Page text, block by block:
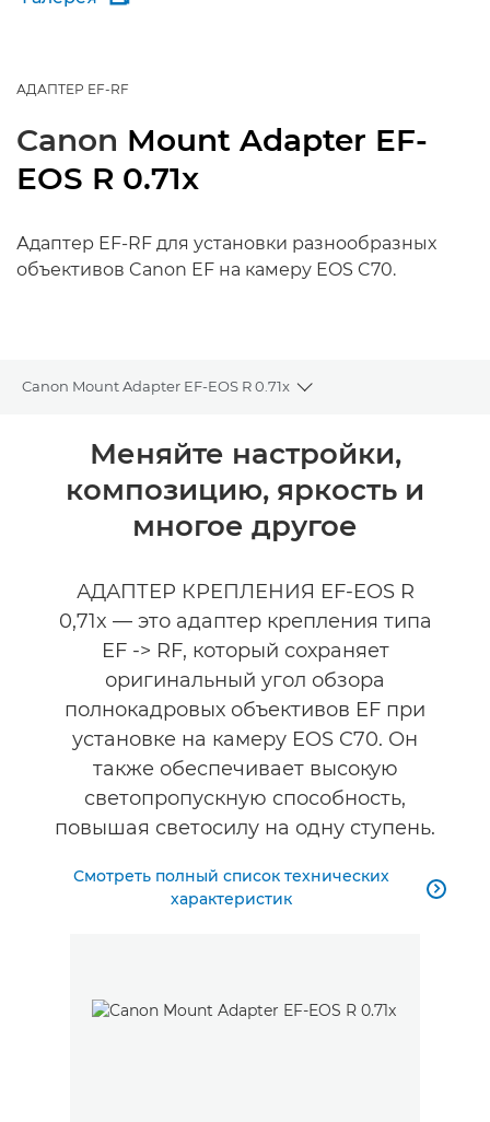
АДАПТЕР EF-RF
Canon Mount Adapter EF-
EOS R 0.71x
Адаптер EF-RF для установки разнообразных
объективов Canon EF на камеру EOS C70.
Canon Mount Adapter EF-EOS R 0.71x
Toggle breadcrumbs
Общая информация
Технические характеристики
Аксессуары
Меняйте настройки,
композицию, яркость и
многое другое
АДАПТЕР КРЕПЛЕНИЯ EF-EOS R
0,71x — это адаптер крепления типа
EF -> RF, который сохраняет
оригинальный угол обзора
полнокадровых объективов EF при
установке на камеру EOS C70. Он
также обеспечивает высокую
светопропускную способность,
повышая светосилу на одну ступень.
Смотреть полный список технических
характеристик
